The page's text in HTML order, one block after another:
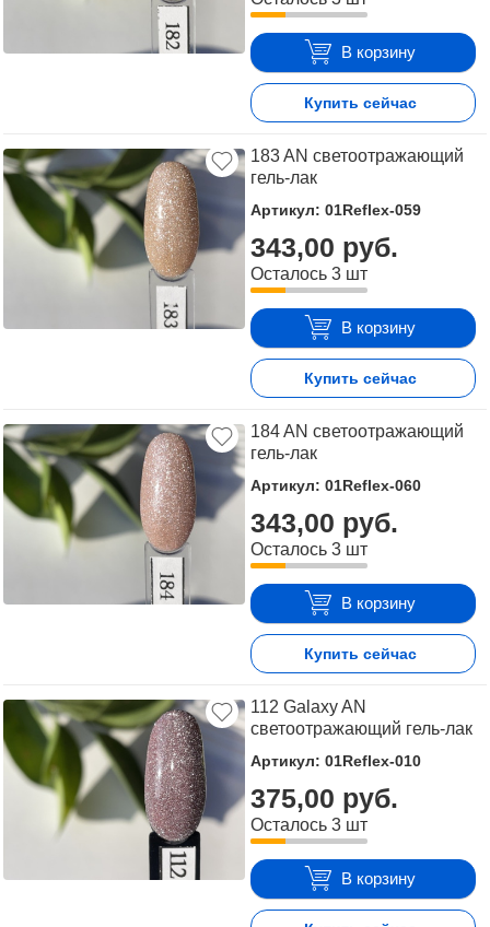
В корзину
Купить сейчас
183 AN светоотражающий
гель-лак
Артикул: 01Reflex-059
343,00 руб.
Осталось 3 шт
В корзину
Купить сейчас
184 AN светоотражающий
гель-лак
Артикул: 01Reflex-060
343,00 руб.
Осталось 3 шт
В корзину
Купить сейчас
112 Galaxy AN
светоотражающий гель-лак
Артикул: 01Reflex-010
375,00 руб.
Осталось 3 шт
В корзину